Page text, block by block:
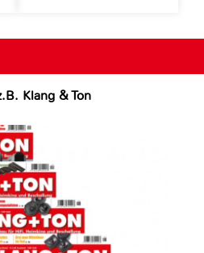
Klang & Ton